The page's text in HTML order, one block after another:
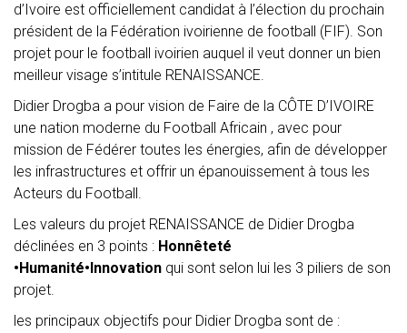
d’Ivoire est officiellement candidat à l’élection du prochain
président de la Fédération ivoirienne de football (FIF). Son
projet pour le football ivoirien auquel il veut donner un bien
meilleur visage s’intitule RENAISSANCE.
Didier Drogba a pour vision de Faire de la CÔTE D’IVOIRE
une nation moderne du Football Africain , avec pour
mission de Fédérer toutes les énergies, afin de développer
les infrastructures et offrir un épanouissement à tous les
Acteurs du Football.
Les valeurs du projet RENAISSANCE de Didier Drogba
déclinées en 3 points : Honnêteté
•Humanité•Innovation qui sont selon lui les 3 piliers de son
projet.
les principaux objectifs pour Didier Drogba sont de :